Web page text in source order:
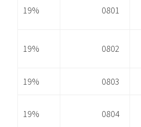
19% 0801
19% 0802
19% 0803
19% 0804